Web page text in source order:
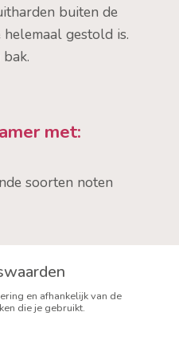
buiten de
gestold is.
met:
soorten noten
en afhankelijk van de
die je gebruikt.